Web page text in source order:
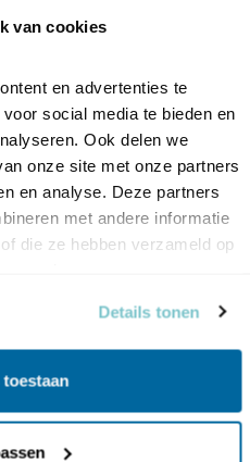
van cookies
en advertenties te
social media te bieden en
Ook delen we
onze site met onze partners
en analyse. Deze partners
met andere informatie
die ze hebben verzameld op
Details tonen
ter wereld
een zware